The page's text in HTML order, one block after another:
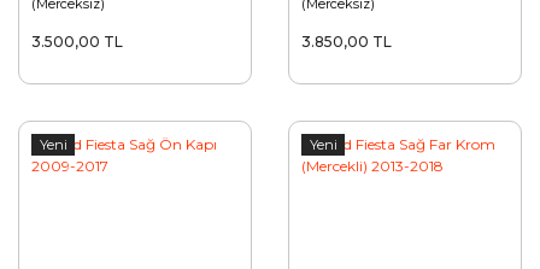
3.500,00 TL 3.850,00 TL
Yeni Yeni